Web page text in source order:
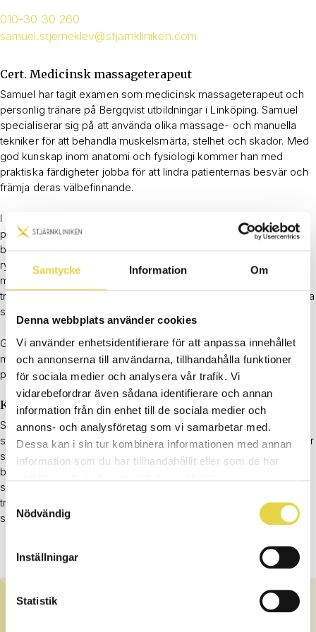
Samtycke Information Om
Denna webbplats använder cookies
Vi använder enhetsidentifierare för att anpassa innehållet
och annonserna till användarna, tillhandahålla funktioner
för sociala medier och analysera vår trafik. Vi
vidarebefordrar även sådana identifierare och annan
information från din enhet till de sociala medier och
annons- och analysföretag som vi samarbetar med.
Dessa kan i sin tur kombinera informationen med annan
information som du har tillhandahållit eller som de har
Samtyckesval
Nödvändig
Inställningar
Statistik
010-30 30 260
samuel.stjerneklev@stjarnkliniken.com
Cert. Medicinsk massageterapeut
Samuel har tagit examen som medicinsk massageterapeut och
personlig tränare på Bergqvist utbildningar i Linköping. Samuel
specialiserar sig på att använda olika massage- och manuella
tekniker för att behandla muskelsmärta, stelhet och skador. Med
god kunskap inom anatomi och fysiologi kommer han med
praktiska färdigheter jobba för att lindra patienternas besvär och
främja deras välbefinnande.
I sitt arbete genomför Samuel noggranna bedömningar av
patienternas tillstånd för att skapa skräddarsydda
behandlingsplaner. De kan handla om olika hälsoproblem som
ryggont, nackspänningar, idrottsskador. Genom att använda olika
massagetekniker, som djupvävnadsmassage,
triggerpunktsmassage och stretching, fokuserar de på att minska
smärta, öka rörlighet och främja snabbare läkning.
Genom att kombinera sin medicinska kunskap med skicklighet i
massageterapi spelar de en viktig roll för Samuel att främja
patienternas välbefinnande och friskhet.
Kuriosa
Samuel kommer ursprungligen ifrån Jönköping där han även tog
studenten som nybliven målare. Han har ett eget stort intresse för
styrketräning och har under sin ungdom spelat mycket
bollsporter. Framförallt Innebandy. På fritiden gillar Samuel
spendera tid med sina nära och kära, Styrketräna, testa nya
träningsformer. På helgerna är det mycket möjligt att Samuel
slänger sig i soffan för att följa sitt älskade Formel 1.
OM STJÄRNKLINIKEN